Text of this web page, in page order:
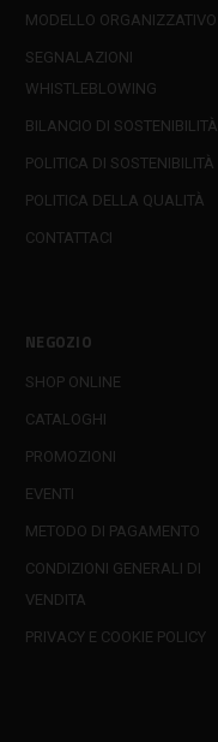
MODELLO ORGANIZZATIVO
SEGNALAZIONI
WHISTLEBLOWING
BILANCIO DI SOSTENIBILITÀ
POLITICA DI SOSTENIBILITÀ
POLITICA DELLA QUALITÀ
CONTATTACI
NEGOZIO
SHOP ONLINE
CATALOGHI
PROMOZIONI
EVENTI
METODO DI PAGAMENTO
CONDIZIONI GENERALI DI
VENDITA
PRIVACY E COOKIE POLICY